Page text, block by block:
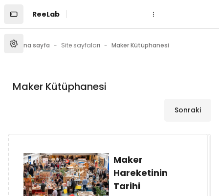
ReeLab
Ana sayfa Site sayfaları Maker Kütüphanesi
Maker Kütüphanesi
Sonraki
Maker
Hareketinin
Tarihi